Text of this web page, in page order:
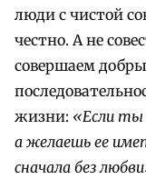
люди с чистой
честно. А не
совершаем
жизни: «Если ты
а желаешь ее
сначала без